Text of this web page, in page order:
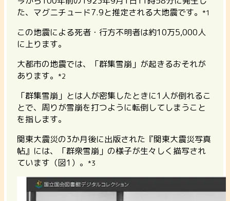
た、マグニチュード7.9と推定される大地震です。 *1
この地震による死者・行方不明者は約10万5,000人
に上ります。
大都市の地震では、「群集雪崩」が起きるおそれが
あります。 *2
「群集雪崩」とは人が密集したときに1人が倒れるこ
とで、周りが雪崩を打つように転倒してしまうこと
を指します。
関東大震災の3か月後に出版された『関東大震災写真
帖』には、「群衆雪崩」の様子が生々しく描写され
ています（図1）。 *3